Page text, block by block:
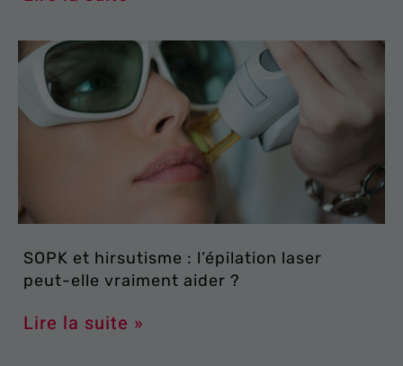
SOPK et hirsutisme : l’épilation laser
peut-elle vraiment aider ?
Lire la suite »